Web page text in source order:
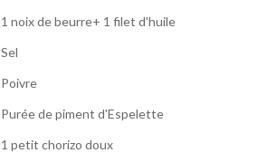
1 noix de beurre+ 1 filet d'huile
Sel
Poivre
Purée de piment d'Espelette
1 petit chorizo doux